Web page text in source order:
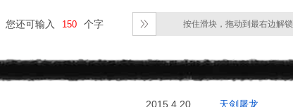
您还可输入 个字 按住滑块，拖动到最右边解锁
2015.4.20 天剑屠龙